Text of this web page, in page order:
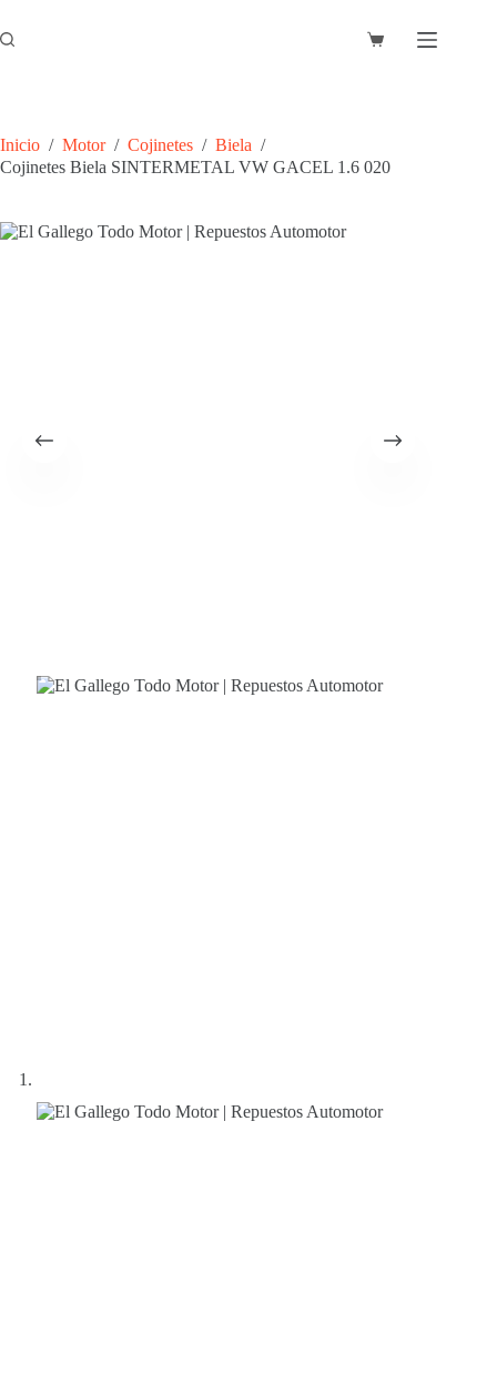
al
contenido
Carro
Inicio / Motor / Cojinetes / Biela /
Cojinetes Biela SINTERMETAL VW GACEL 1.6 020